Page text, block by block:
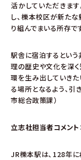
活かしていただきま
し、櫟本校区が新た
り組んでまいる所存で
駅舎に宿泊するとい
理の歴史や文化を深
環を生み出していき
る場所となるよう、引
市総合政策課）
立志社担当者コメント
JR櫟本駅は、128年